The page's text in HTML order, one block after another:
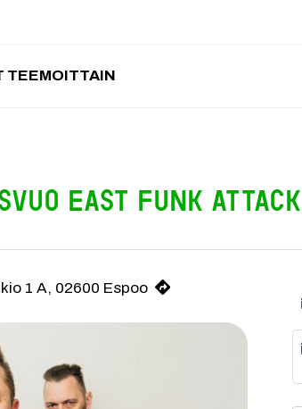
TEEMOITTAIN
East Funk Attack
albumia julkaissut funk-paahtimo Helsingistä.
1 A, 02600 Espoo